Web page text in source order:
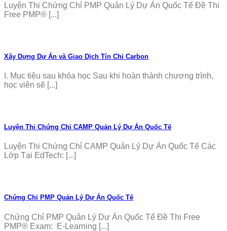
Luyện Thi Chứng Chỉ PMP Quản Lý Dự Án Quốc Tế Đề Thi
Free PMP® [...]
Xây Dựng Dự Án và Giao Dịch Tín Chỉ Carbon
I. Mục tiêu sau khóa học Sau khi hoàn thành chương trình,
học viên sẽ [...]
Luyện Thi Chứng Chỉ CAMP Quản Lý Dự Án Quốc Tế
Luyện Thi Chứng Chỉ CAMP Quản Lý Dự Án Quốc Tế Các
Lớp Tại EdTech: [...]
Chứng Chỉ PMP Quản Lý Dự Án Quốc Tế
Chứng Chỉ PMP Quản Lý Dự Án Quốc Tế Đề Thi Free
PMP® Exam: E-Learning [...]